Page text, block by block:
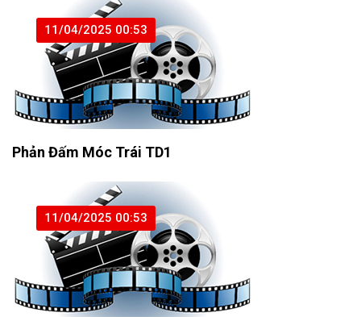
11/04/2025 00:53
Phản Đấm Móc Trái TD1
11/04/2025 00:53